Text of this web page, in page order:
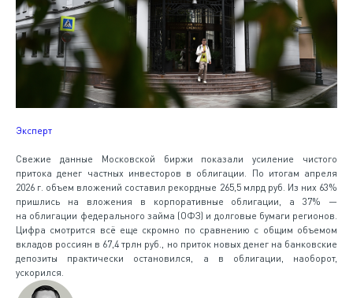
Эксперт
Свежие данные Московской биржи показали усиление чистого
притока денег частных инвесторов в облигации. По итогам апреля
2026 г. объем вложений составил рекордные 265,5 млрд руб. Из них 63%
пришлись на вложения в корпоративные облигации, а 37% —
на облигации федерального займа (ОФЗ) и долговые бумаги регионов.
Цифра смотрится всё еще скромно по сравнению с общим объемом
вкладов россиян в 67,4 трлн руб., но приток новых денег на банковские
депозиты практически остановился, а в облигации, наоборот,
ускорился.